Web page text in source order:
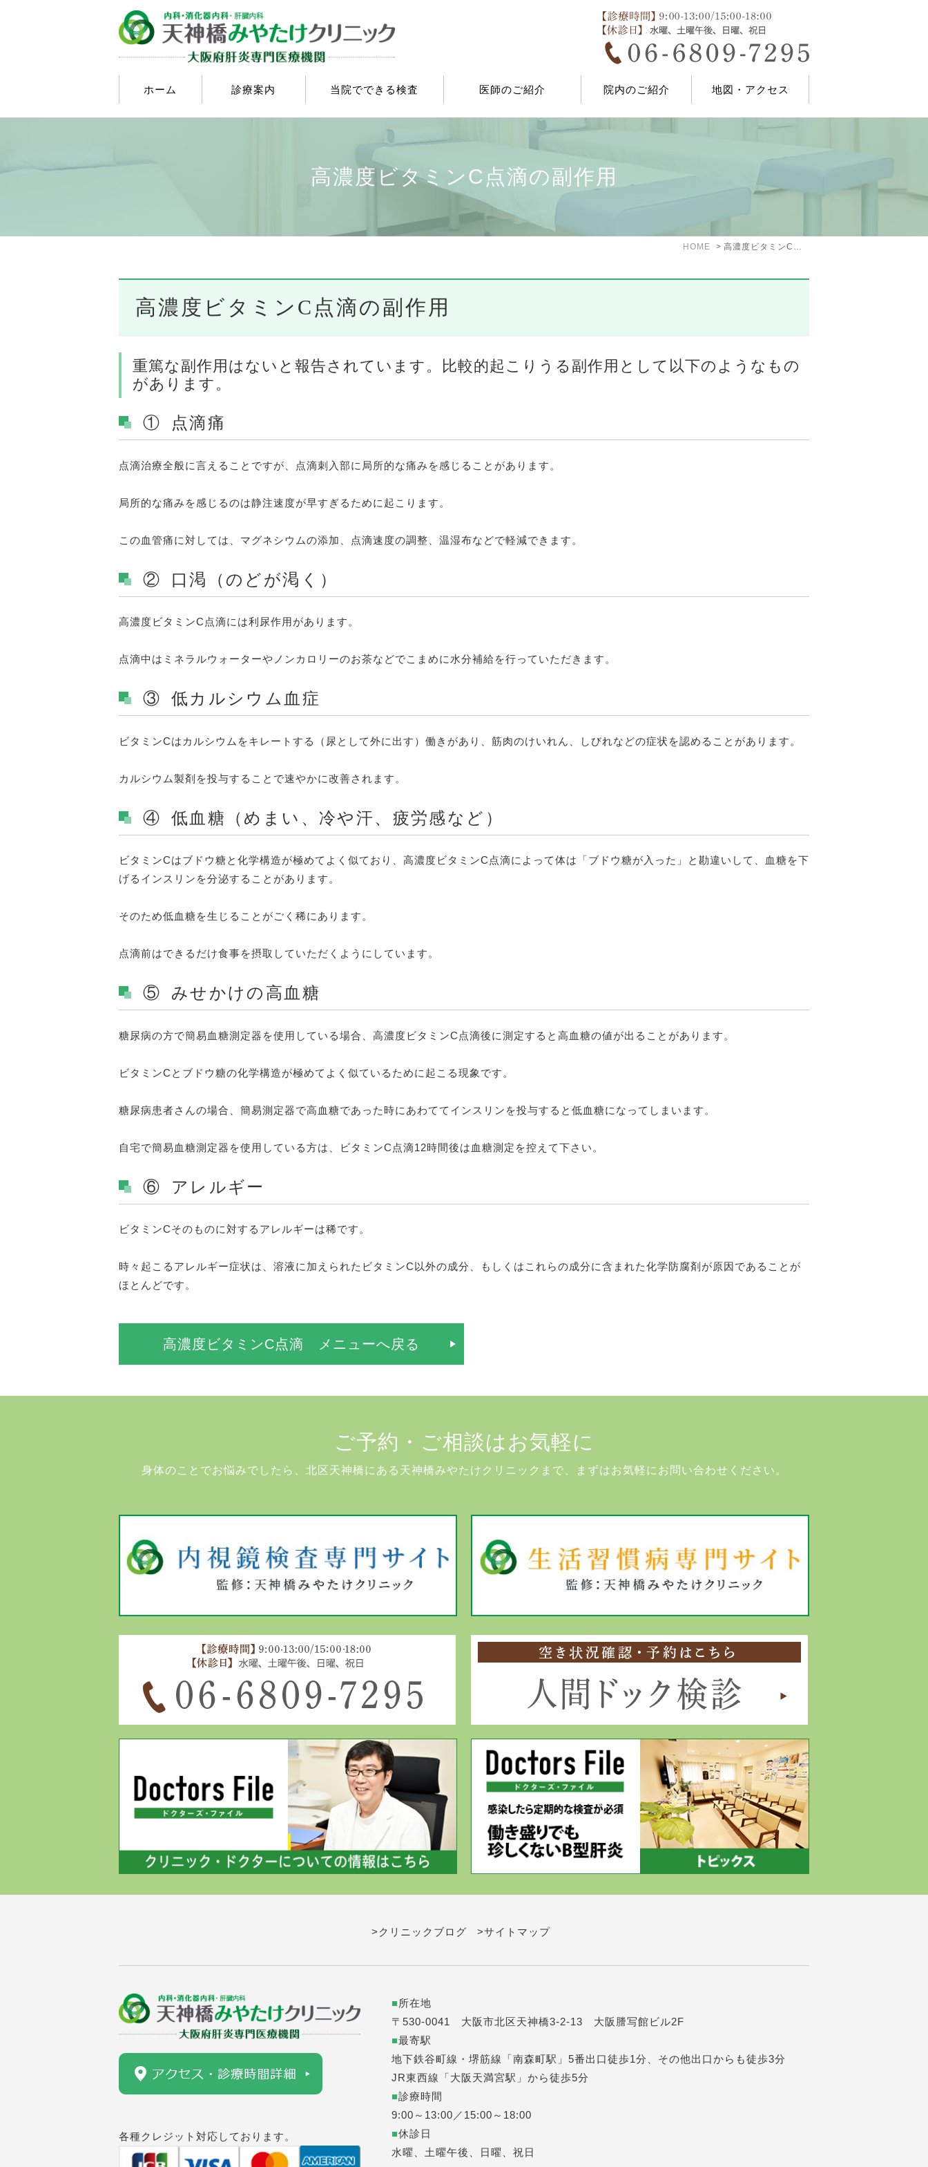
ホーム 診療案内 当院でできる検査 医師のご紹介 院内のご紹介 地図・アクセス
高濃度ビタミンC点滴の副作用
HOME 高濃度ビタミンC点滴の副作用
高濃度ビタミンC点滴の副作用
重篤な副作用はないと報告されています。比較的起こりうる副作用として以下のようなもの
があります。
① 点滴痛
点滴治療全般に言えることですが、点滴刺入部に局所的な痛みを感じることがあります。
局所的な痛みを感じるのは静注速度が早すぎるために起こります。
この血管痛に対しては、マグネシウムの添加、点滴速度の調整、温湿布などで軽減できます。
② 口渇（のどが渇く）
高濃度ビタミンC点滴には利尿作用があります。
点滴中はミネラルウォーターやノンカロリーのお茶などでこまめに水分補給を行っていただきます。
③ 低カルシウム血症
ビタミンCはカルシウムをキレートする（尿として外に出す）働きがあり、筋肉のけいれん、しびれなどの症状を認めることがあります。
カルシウム製剤を投与することで速やかに改善されます。
④ 低血糖（めまい、冷や汗、疲労感など）
ビタミンCはブドウ糖と化学構造が極めてよく似ており、高濃度ビタミンC点滴によって体は「ブドウ糖が入った」と勘違いして、血糖を下
げるインスリンを分泌することがあります。
そのため低血糖を生じることがごく稀にあります。
点滴前はできるだけ食事を摂取していただくようにしています。
⑤ みせかけの高血糖
糖尿病の方で簡易血糖測定器を使用している場合、高濃度ビタミンC点滴後に測定すると高血糖の値が出ることがあります。
ビタミンCとブドウ糖の化学構造が極めてよく似ているために起こる現象です。
糖尿病患者さんの場合、簡易測定器で高血糖であった時にあわててインスリンを投与すると低血糖になってしまいます。
自宅で簡易血糖測定器を使用している方は、ビタミンC点滴12時間後は血糖測定を控えて下さい。
⑥ アレルギー
ビタミンCそのものに対するアレルギーは稀です。
時々起こるアレルギー症状は、溶液に加えられたビタミンC以外の成分、もしくはこれらの成分に含まれた化学防腐剤が原因であることが
ほとんどです。
高濃度ビタミンC点滴 メニューへ戻る
ご予約・ご相談はお気軽に
身体のことでお悩みでしたら、北区天神橋にある天神橋みやたけクリニックまで、まずはお気軽にお問い合わせください。
>クリニックブログ >サイトマップ
各種クレジット対応しております。
■所在地
〒530-0041 大阪市北区天神橋3-2-13 大阪謄写館ビル2F
■最寄駅
地下鉄谷町線・堺筋線「南森町駅」5番出口徒歩1分、その他出口からも徒歩3分
JR東西線「大阪天満宮駅」から徒歩5分
■診療時間
9:00～13:00／15:00～18:00
■休診日
水曜、土曜午後、日曜、祝日